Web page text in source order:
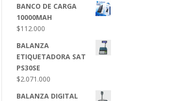
BANCO DE CARGA
10000MAH
$112.000
BALANZA
ETIQUETADORA SAT
PS30SE
$2.071.000
BALANZA DIGITAL